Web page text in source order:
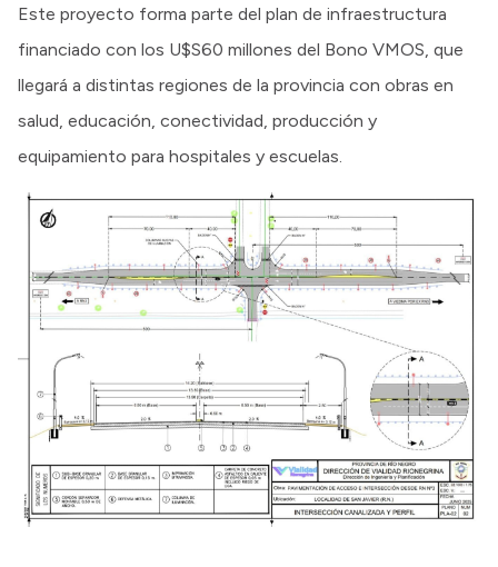
Este proyecto forma parte del plan de infraestructura
financiado con los U$S60 millones del Bono VMOS, que
llegará a distintas regiones de la provincia con obras en
salud, educación, conectividad, producción y
equipamiento para hospitales y escuelas.